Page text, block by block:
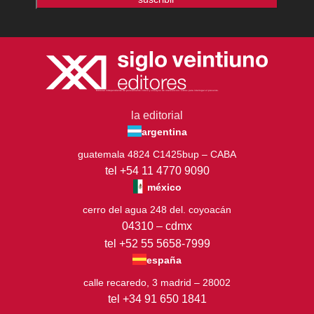
Editorial independiente de pensamiento crítico y ensayos de intervención. Libros para interrogar el presente.
la editorial
argentina
guatemala 4824 C1425bup – CABA
tel +54 11 4770 9090
méxico
cerro del agua 248 del. coyoacán
04310 – cdmx
tel +52 55 5658-7999
españa
calle recaredo, 3 madrid – 28002
tel +34 91 650 1841